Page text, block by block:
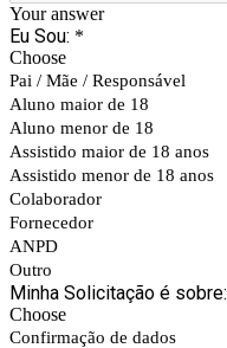
Your answer
Eu Sou: *
Choose
Pai / Mãe / Responsável
Aluno maior de 18
Aluno menor de 18
Assistido maior de 18 anos
Assistido menor de 18 anos
Colaborador
Fornecedor
ANPD
Outro
Minha Solicitação é sobre:
Choose
Confirmação de dados